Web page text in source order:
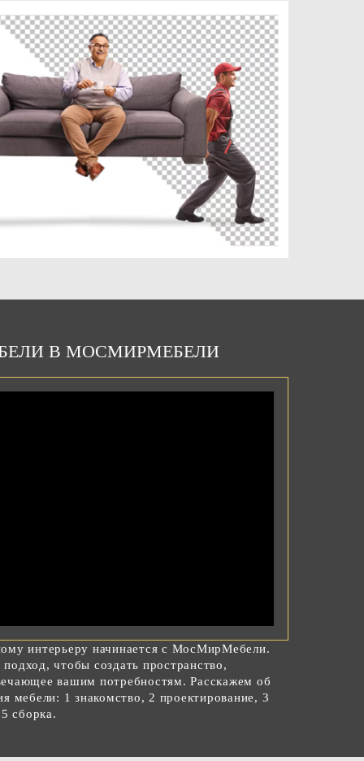
В МОСМИРМЕБЕЛИ
интерьеру начинается с МосМирМебели.
чтобы создать пространство,
вашим потребностям. Расскажем об
мебели: 1 знакомство, 2 проектирование, 3
сборка.